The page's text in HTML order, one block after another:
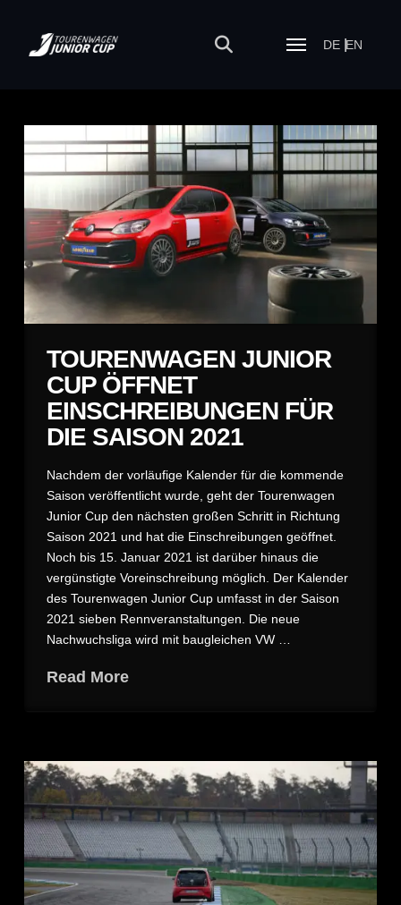
DE EN
TOURENWAGEN JUNIOR
CUP ÖFFNET
EINSCHREIBUNGEN FÜR
DIE SAISON 2021
Nachdem der vorläufige Kalender für die kommende
Saison veröffentlicht wurde, geht der Tourenwagen
Junior Cup den nächsten großen Schritt in Richtung
Saison 2021 und hat die Einschreibungen geöffnet.
Noch bis 15. Januar 2021 ist darüber hinaus die
vergünstigte Voreinschreibung möglich. Der Kalender
des Tourenwagen Junior Cup umfasst in der Saison
2021 sieben Rennveranstaltungen. Die neue
Nachwuchsliga wird mit baugleichen VW …
Read More